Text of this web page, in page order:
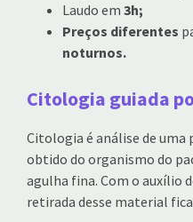
Laudo em 3h;
Preços diferentes
noturnos.
Citologia guiada
Citologia é análise de uma
obtido do organismo do
agulha fina. Com o auxílio
retirada desse material